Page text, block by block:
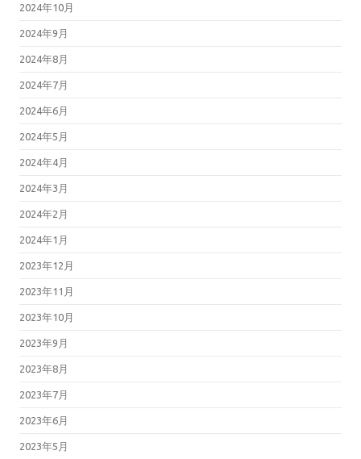
2024年10月
2024年9月
2024年8月
2024年7月
2024年6月
2024年5月
2024年4月
2024年3月
2024年2月
2024年1月
2023年12月
2023年11月
2023年10月
2023年9月
2023年8月
2023年7月
2023年6月
2023年5月